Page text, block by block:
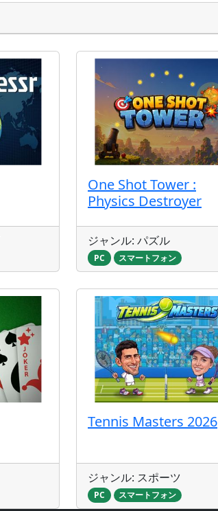
One Shot Tower :
Physics Destroyer
ジャンル: パズル
PC スマートフォン
Tennis Masters 2026
ジャンル: スポーツ
PC スマートフォン